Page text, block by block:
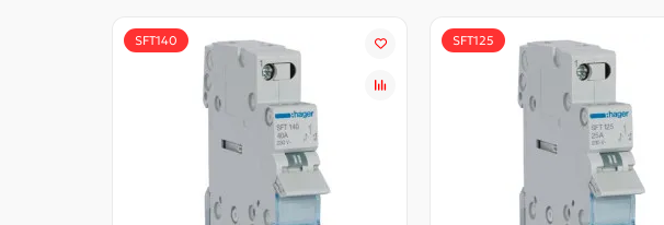
SFT140 SFT125